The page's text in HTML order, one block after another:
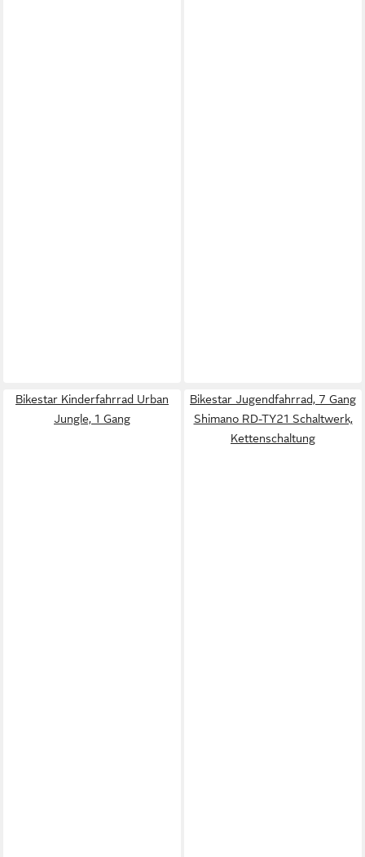
Bikestar Kinderfahrrad Urban
Jungle, 1 Gang
Bikestar Jugendfahrrad, 7 Gang
Shimano RD-TY21 Schaltwerk,
Kettenschaltung